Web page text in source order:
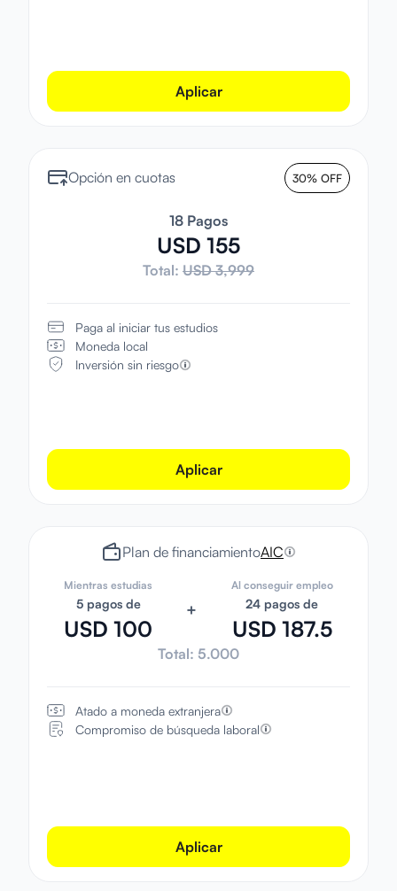
Aplicar
Opción en cuotas 30% OFF
18 Pagos
USD 155
Total: USD 3,999
Paga al iniciar tus estudios
Moneda local
Inversión sin riesgo
Aplicar
Plan de financiamientoAIC
Mientras estudias
5 pagos de
USD 100
+
Al conseguir empleo
24 pagos de
USD 187.5
Total: 5.000
Atado a moneda extranjera
Compromiso de búsqueda laboral
Aplicar